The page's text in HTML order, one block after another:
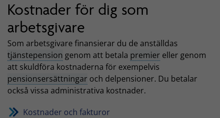
Kostnader för dig som
arbetsgivare
Som arbetsgivare finansierar du de anställdas
tjänstepension genom att betala premier eller genom
att skuldföra kostnaderna för exempelvis
pensionsersättningar och delpensioner. Du betalar
också vissa administrativa kostnader.
Kostnader och fakturor